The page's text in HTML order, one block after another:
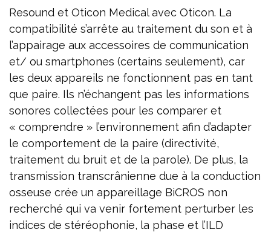
Resound et Oticon Medical avec Oticon. La
compatibilité s’arrête au traitement du son et à
l’appairage aux accessoires de communication
et/ ou smartphones (certains seulement), car
les deux appareils ne fonctionnent pas en tant
que paire. Ils n’échangent pas les informations
sonores collectées pour les comparer et
« comprendre » l’environnement afin d’adapter
le comportement de la paire (directivité,
traitement du bruit et de la parole). De plus, la
transmission transcrânienne due à la conduction
osseuse crée un appareillage BiCROS non
recherché qui va venir fortement perturber les
indices de stéréophonie, la phase et l’ILD